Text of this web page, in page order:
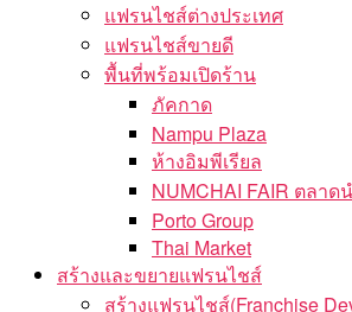
แฟรนไชส์ต่างประเทศ
แฟรนไชส์ขายดี
พื้นที่พร้อมเปิดร้าน
ภัคกาด
Nampu Plaza
ห้างอิมพีเรียล
NUMCHAI FAIR ตลา
Porto Group
Thai Market
สร้างและขยายแฟรนไชส์
สร้างแฟรนไชส์(Franchise